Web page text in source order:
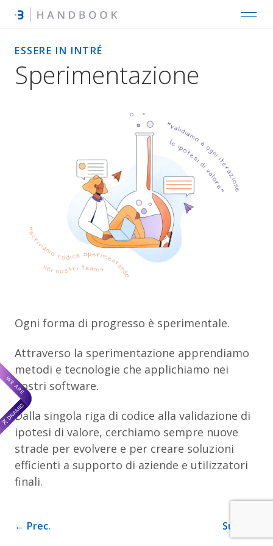
ESSERE IN INTRÉ
Sperimentazione
Ogni forma di progresso è sperimentale.
Attraverso la sperimentazione apprendiamo
metodi e tecnologie che applichiamo nei
nostri software.
Dalla singola riga di codice alla validazione di
ipotesi di valore, cerchiamo sempre nuove
strade per evolvere e per creare soluzioni
efficienti a supporto di aziende e utilizzatori
finali.
← Prec. Succ. →